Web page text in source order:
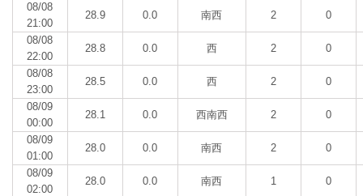
08/08
21:00
28.9 0.0 南西 2 0
08/08
22:00
28.8 0.0 西 2 0
08/08
23:00
28.5 0.0 西 2 0
08/09
00:00
28.1 0.0 西南西 2 0
08/09
01:00
28.0 0.0 南西 2 0
08/09
02:00
28.0 0.0 南西 1 0